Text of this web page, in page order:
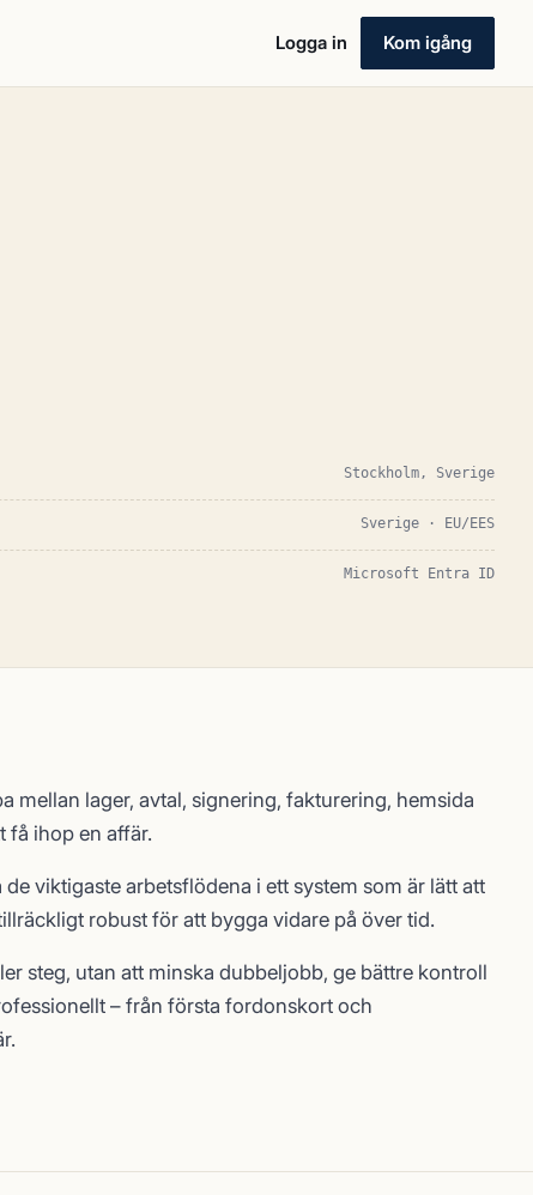
Logga in Kom igång
Stockholm, Sverige
Sverige · EU/EES
Microsoft Entra ID
mellan lager, avtal, signering, fakturering, hemsida
ihop en affär.
viktigaste arbetsflödena i ett system som är lätt att
robust för att bygga vidare på över tid.
steg, utan att minska dubbeljobb, ge bättre kontroll
– från första fordonskort och